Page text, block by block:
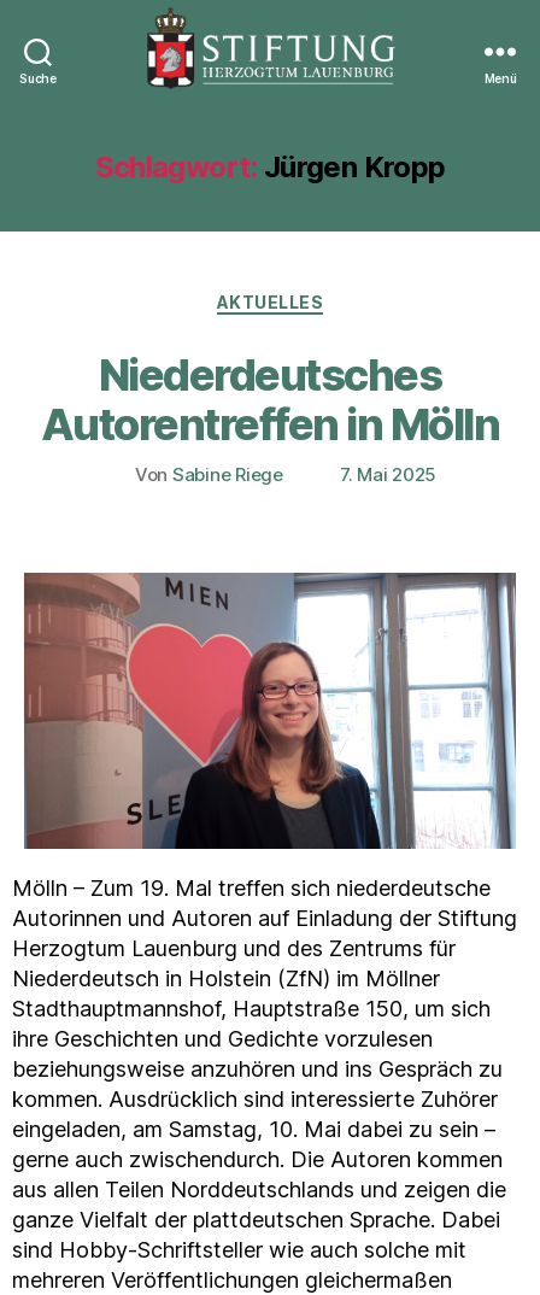
Suche
Lauenburg
Menü
Schlagwort: Jürgen Kropp
Kategorien
AKTUELLES
Niederdeutsches
Autorentreffen in Mölln
Beitragsautor
Von Sabine Riege Veröffentlichungsdatum
7. Mai 2025
Mölln – Zum 19. Mal treffen sich niederdeutsche
Autorinnen und Autoren auf Einladung der Stiftung
Herzogtum Lauenburg und des Zentrums für
Niederdeutsch in Holstein (ZfN) im Möllner
Stadthauptmannshof, Hauptstraße 150, um sich
ihre Geschichten und Gedichte vorzulesen
beziehungsweise anzuhören und ins Gespräch zu
kommen. Ausdrücklich sind interessierte Zuhörer
eingeladen, am Samstag, 10. Mai dabei zu sein –
gerne auch zwischendurch. Die Autoren kommen
aus allen Teilen Norddeutschlands und zeigen die
ganze Vielfalt der plattdeutschen Sprache. Dabei
sind Hobby-Schriftsteller wie auch solche mit
mehreren Veröffentlichungen gleichermaßen